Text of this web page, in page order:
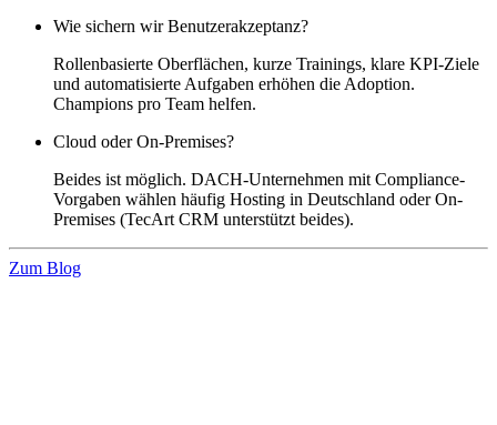
Wie sichern wir Benutzerakzeptanz?
Rollenbasierte Oberflächen, kurze Trainings, klare KPI-Ziele
und automatisierte Aufgaben erhöhen die Adoption.
Champions pro Team helfen.
Cloud oder On-Premises?
Beides ist möglich. DACH-Unternehmen mit Compliance-
Vorgaben wählen häufig Hosting in Deutschland oder On-
Premises (TecArt CRM unterstützt beides).
Zum Blog